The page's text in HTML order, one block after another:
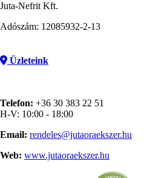
Juta-Nefrit Kft.
Adószám: 12085932-2-13
Üzleteink
Telefon: +36 30 383 22 51
H-V: 10:00 - 18:00
Email: rendeles@jutaoraekszer.hu
Web: www.jutaoraekszer.hu